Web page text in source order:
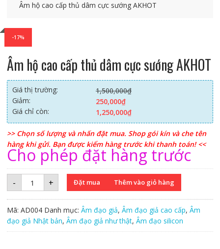
Âm hộ cao cấp thủ dâm cực sướng AKHOT
-17%
Âm hộ cao cấp thủ dâm cực sướng AKHOT
Giá thị trường: 1,500,000₫
Giảm:
250,000₫
Giá chỉ còn:
1,250,000₫
>> Chọn số lượng và nhấn đặt mua. Shop gói kín và che tên
hàng khi gửi. Bạn được kiểm hàng trước khi thanh toán! <<
Cho phép đặt hàng trước
-
Âm
cao
cấp
dâm
cực
sướng
AKHOT
+ Đặt mua Thêm vào giỏ hàng
Mã: AD004 Danh mục: Âm đạo giả, Âm đạo giả cao cấp, Âm
đạo giả Nhật bản, Âm đạo giả như thật, Âm đạo silicon